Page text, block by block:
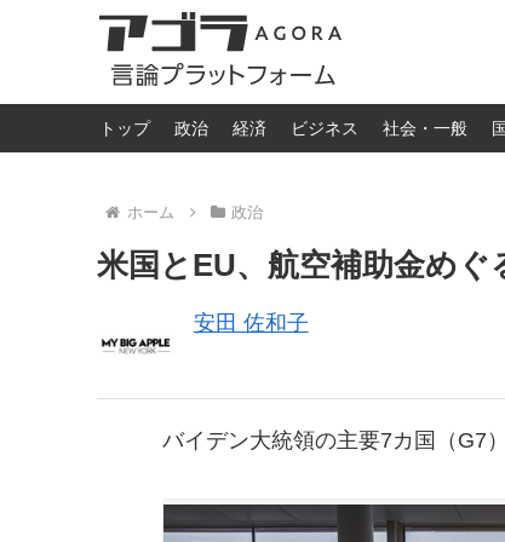
トップ 政治 経済 ビジネス 社会・一般
ホーム 政治
米国とEU、航空補助金め
安田 佐和子
バイデン大統領の主要7カ国（G7